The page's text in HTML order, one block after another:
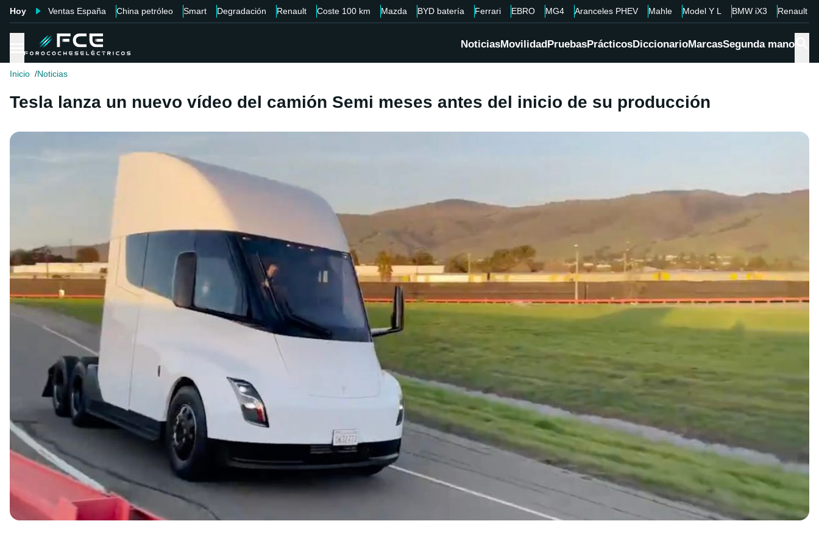
Hoy Ventas España China petróleo Smart Degradación Renault Coste 100 km Mazda BYD batería Ferrari EBRO MG4 Aranceles PHEV Mahle Model Y L BMW iX3 Renault
NoticiasMovilidadPruebasPrácticosDiccionarioMarcasSegunda mano
Inicio Noticias
Tesla lanza un nuevo vídeo del camión Semi meses antes del inicio de su producción